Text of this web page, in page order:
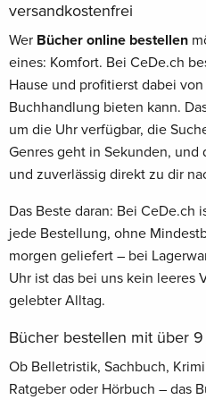
versandkostenfrei
Wer Bücher online bestellen
eines: Komfort. Bei CeDe.ch
Hause und profitierst dabei
Buchhandlung bieten kann.
um die Uhr verfügbar, die
Genres geht in Sekunden,
und zuverlässig direkt zu dir
Das Beste daran: Bei CeDe.ch
jede Bestellung, ohne
morgen geliefert – bei
Uhr ist das bei uns kein leeres
gelebter Alltag.
Bücher bestellen mit über
Ob Belletristik, Sachbuch,
Ratgeber oder Hörbuch – das